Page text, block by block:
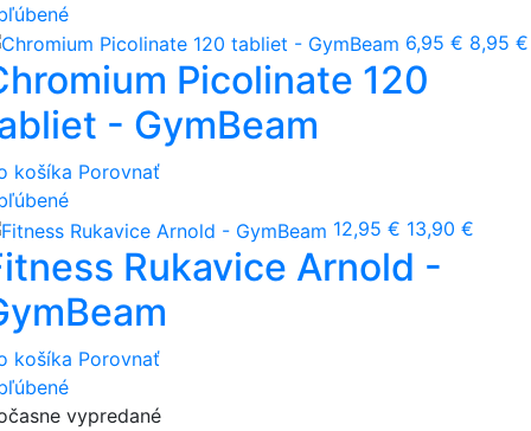
6,95 € 8,95 €
Picolinate 120
- GymBeam
košíka Porovnať
12,95 € 13,90 €
Rukavice Arnold -
košíka Porovnať
vypredané